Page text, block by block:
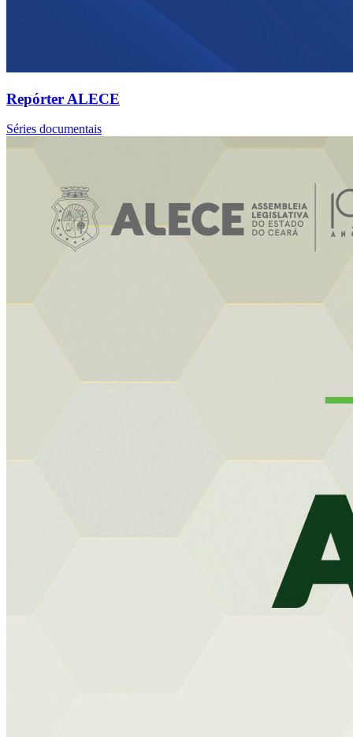
Repórter ALECE
Séries documentais